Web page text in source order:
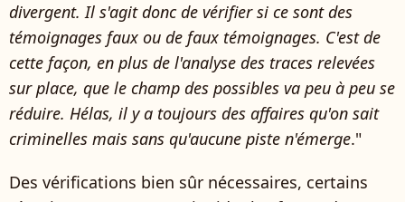
divergent. Il s'agit donc de vérifier si ce sont des
témoignages faux ou de faux témoignages. C'est de
cette façon, en plus de l'analyse des traces relevées
sur place, que le champ des possibles va peu à peu se
réduire. Hélas, il y a toujours des affaires qu'on sait
criminelles mais sans qu'aucune piste n'émerge."
Des vérifications bien sûr nécessaires, certains